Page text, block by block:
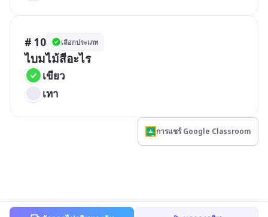
# 10 เลือกประเภท
ไบมไม้สีอะไร
เขียว
เทา
การแชร์ Google Classroom